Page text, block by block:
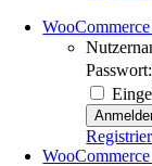
Passwort: